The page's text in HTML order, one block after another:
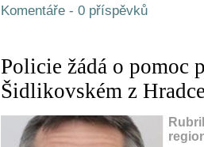
Komentáře - 0 příspěvků
Policie žádá o pomoc
Šidlikovském z